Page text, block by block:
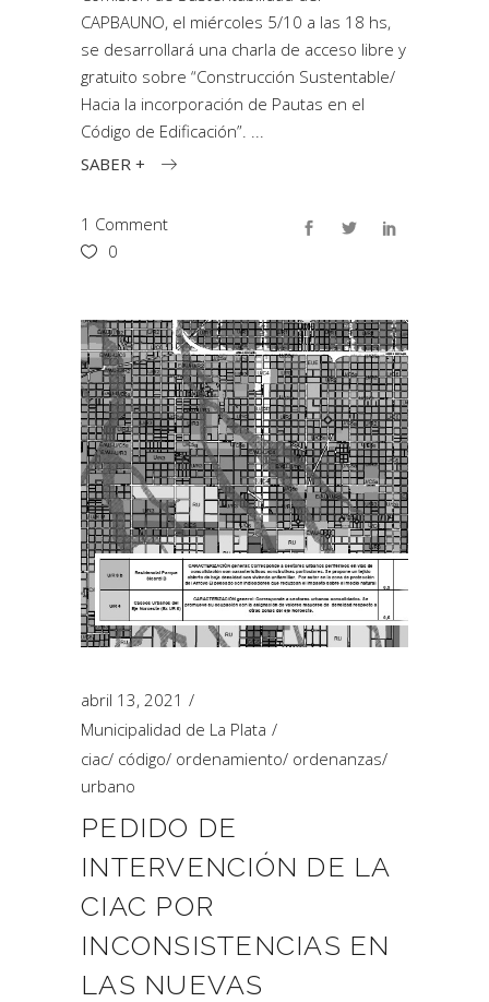
CAPBAUNO, el miércoles 5/10 a las 18 hs,
se desarrollará una charla de acceso libre y
gratuito sobre “Construcción Sustentable/
Hacia la incorporación de Pautas en el
Código de Edificación”.
SABER +
1 Comment
0
abril 13, 2021
Municipalidad de La Plata
ciac/ código/ ordenamiento/ ordenanzas/
urbano
PEDIDO DE
INTERVENCIÓN DE LA
CIAC POR
INCONSISTENCIAS EN
LAS NUEVAS